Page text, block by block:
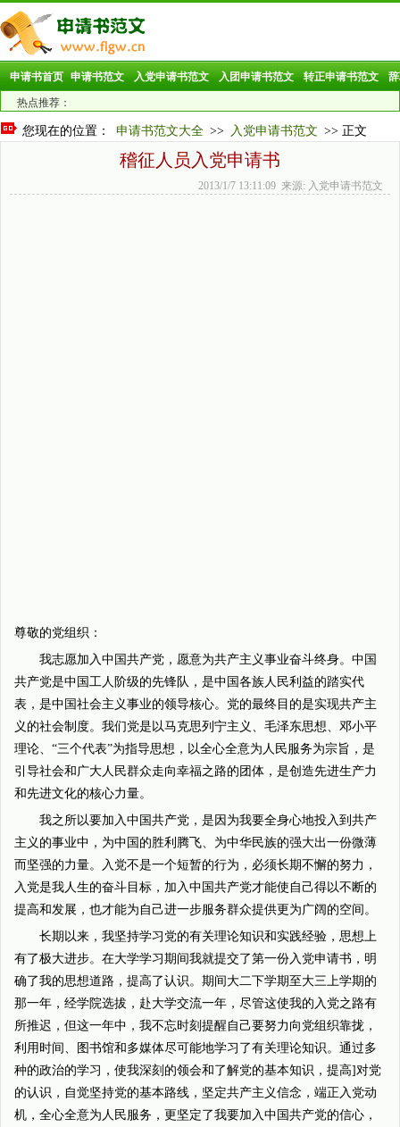
申请书首页 申请书范文 入党申请书范文 入团申请书范文 转正申请书范文
热点推荐：
您现在的位置： 申请书范文大全 >> 入党申请书范文 >> 正文
稽征人员入党申请书
2013/1/7 13:11:09 来源: 入党申请书范文
尊敬的党组织：
我志愿加入中国共产党，愿意为共产主义事业奋斗终身。中国
共产党是中国工人阶级的先锋队，是中国各族人民利益的踏实代
表，是中国社会主义事业的领导核心。党的最终目的是实现共产主
义的社会制度。我们党是以马克思列宁主义、毛泽东思想、邓小平
理论、“三个代表”为指导思想，以全心全意为人民服务为宗旨，是
引导社会和广大人民群众走向幸福之路的团体，是创造先进生产力
和先进文化的核心力量。
我之所以要加入中国共产党，是因为我要全身心地投入到共产
主义的事业中，为中国的胜利腾飞、为中华民族的强大出一份微薄
而坚强的力量。入党不是一个短暂的行为，必须长期不懈的努力，
入党是我人生的奋斗目标，加入中国共产党才能使自己得以不断的
提高和发展，也才能为自己进一步服务群众提供更为广阔的空间。
长期以来，我坚持学习党的有关理论知识和实践经验，思想上
有了极大进步。在大学学习期间我就提交了第一份入党申请书，明
确了我的思想道路，提高了认识。期间大二下学期至大三上学期的
那一年，经学院选拔，赴大学交流一年，尽管这使我的入党之路有
所推迟，但这一年中，我不忘时刻提醒自己要努力向党组织靠拢，
利用时间、图书馆和多媒体尽可能地学习了有关理论知识。通过多
种的政治的学习，使我深刻的领会和了解党的基本知识，提高]对党
的认识，自觉坚持党的基本路线，坚定共产主义信念，端正入党动
机，全心全意为人民服务，更坚定了我要加入中国共产党的信心，